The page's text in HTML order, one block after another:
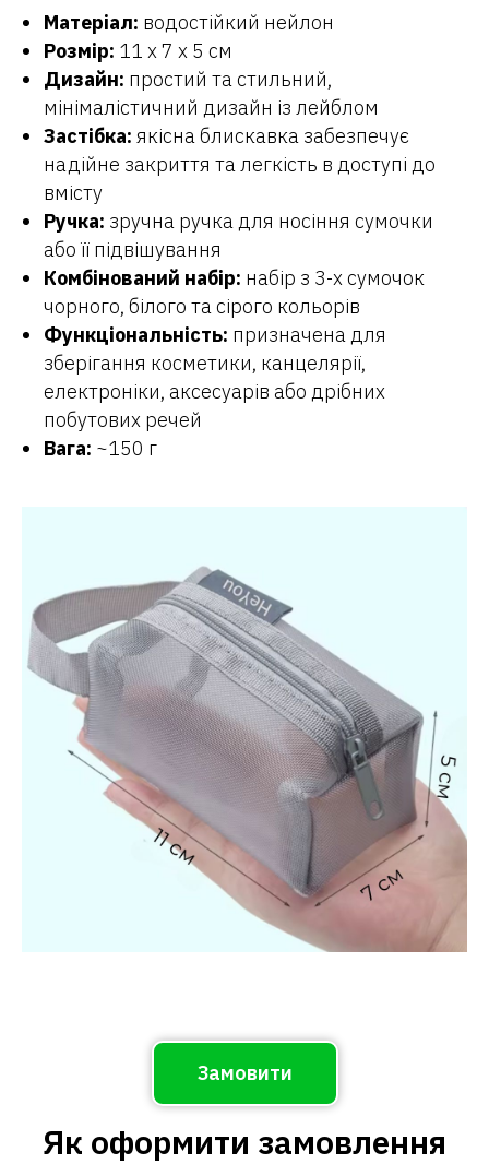
Матеріал: водостійкий нейлон
Розмір: 11 х 7 х 5 см
Дизайн: простий та стильний,
мінімалістичний дизайн із лейблом
Застібка: якісна блискавка забезпечує
надійне закриття та легкість в доступі до
вмісту
Ручка: зручна ручка для носіння сумочки
або її підвішування
Комбінований набір: набір з 3-х сумочок
чорного, білого та сірого кольорів
Функціональність: призначена для
зберігання косметики, канцелярії,
електроніки, аксесуарів або дрібних
побутових речей
Вага: ~150 г
Замовити
Як оформити замовлення